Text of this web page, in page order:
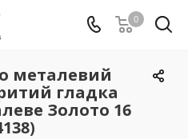
0
металевий
гладка
Золото 16